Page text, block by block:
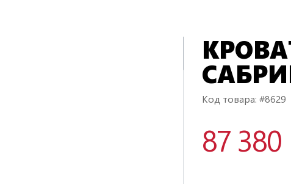
Код товара: #8629
87 380